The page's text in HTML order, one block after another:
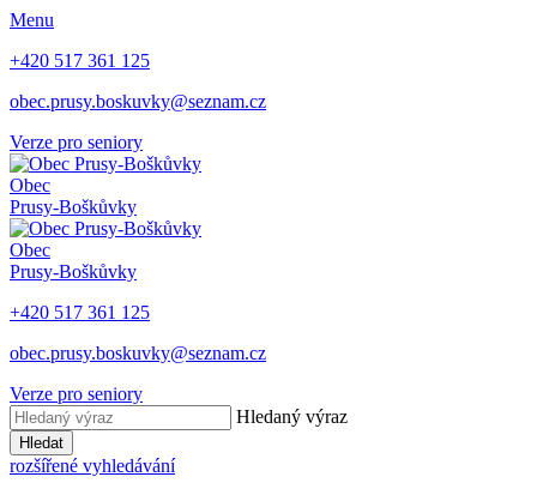
Menu
+420 517 361 125
obec.prusy.boskuvky@seznam.cz
Verze pro seniory
Obec
Prusy-Boškůvky
Obec
Prusy-Boškůvky
+420 517 361 125
obec.prusy.boskuvky@seznam.cz
Verze pro seniory
Hledaný výraz
Hledat
rozšířené vyhledávání